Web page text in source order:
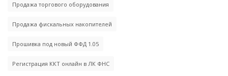
Продажа торгового оборудования
Продажа фискальных накопителей
Прошивка под новый ФФД 1.05
Регистрация ККТ онлайн в ЛК ФНС